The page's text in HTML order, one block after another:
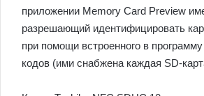
приложении Memory Card Preview
разрешающий идентифицировать
при помощи встроенного в
кодов (ими снабжена каждая SD-